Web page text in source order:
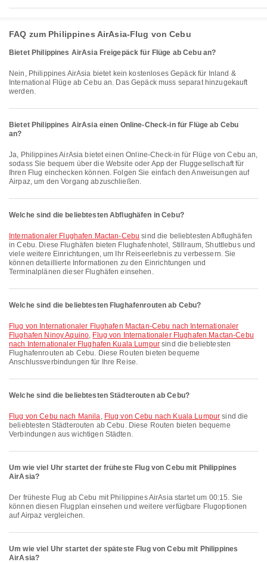
FAQ zum Philippines AirAsia-Flug von Cebu
Bietet Philippines AirAsia Freigepäck für Flüge ab Cebu an?
Nein, Philippines AirAsia bietet kein kostenloses Gepäck für Inland &
International Flüge ab Cebu an. Das Gepäck muss separat hinzugekauft
werden.
Bietet Philippines AirAsia einen Online-Check-in für Flüge ab Cebu
an?
Ja, Philippines AirAsia bietet einen Online-Check-in für Flüge von Cebu an,
sodass Sie bequem über die Website oder App der Fluggesellschaft für
Ihren Flug einchecken können. Folgen Sie einfach den Anweisungen auf
Airpaz, um den Vorgang abzuschließen.
Welche sind die beliebtesten Abflughäfen in Cebu?
Internationaler Flughafen Mactan-Cebu sind die beliebtesten Abflughäfen
in Cebu. Diese Flughäfen bieten Flughafenhotel, Stillraum, Shuttlebus und
viele weitere Einrichtungen, um Ihr Reiseerlebnis zu verbessern. Sie
können detaillierte Informationen zu den Einrichtungen und
Terminalplänen dieser Flughäfen einsehen.
Welche sind die beliebtesten Flughafenrouten ab Cebu?
Flug von Internationaler Flughafen Mactan-Cebu nach Internationaler
Flughafen Ninoy Aquino, Flug von Internationaler Flughafen Mactan-Cebu
nach Internationaler Flughafen Kuala Lumpur sind die beliebtesten
Flughafenrouten ab Cebu. Diese Routen bieten bequeme
Anschlussverbindungen für Ihre Reise.
Welche sind die beliebtesten Städterouten ab Cebu?
Flug von Cebu nach Manila, Flug von Cebu nach Kuala Lumpur sind die
beliebtesten Städterouten ab Cebu. Diese Routen bieten bequeme
Verbindungen aus wichtigen Städten.
Um wie viel Uhr startet der früheste Flug von Cebu mit Philippines
AirAsia?
Der früheste Flug ab Cebu mit Philippines AirAsia startet um 00:15. Sie
können diesen Flugplan einsehen und weitere verfügbare Flugoptionen
auf Airpaz vergleichen.
Um wie viel Uhr startet der späteste Flug von Cebu mit Philippines
AirAsia?